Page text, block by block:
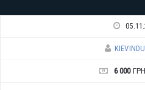
6 000